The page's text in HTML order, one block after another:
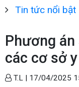
Tin tức nổi bật
Phương
các cơ sở
T.L | 17/04/2025